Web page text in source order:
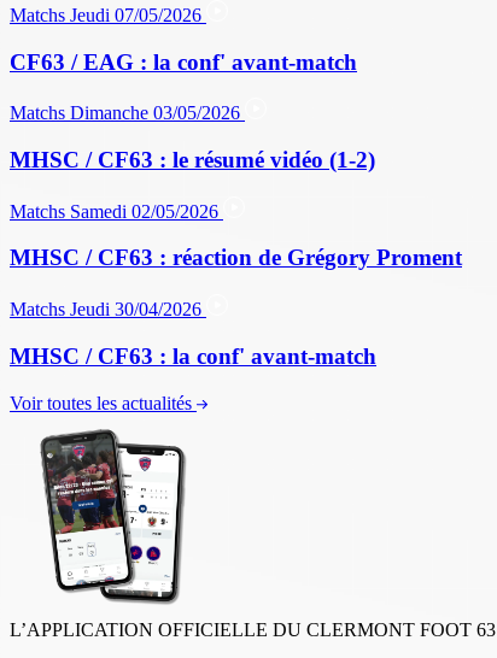
Matchs Jeudi 07/05/2026
CF63 / EAG : la conf' avant-match
Matchs Dimanche 03/05/2026
MHSC / CF63 : le résumé vidéo (1-2)
Matchs Samedi 02/05/2026
MHSC / CF63 : réaction de Grégory Proment
Matchs Jeudi 30/04/2026
MHSC / CF63 : la conf' avant-match
Voir toutes les actualités
L’APPLICATION OFFICIELLE DU CLERMONT FOOT 63